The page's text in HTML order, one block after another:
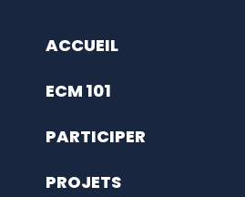
ACCUEIL
ECM 101
PARTICIPER
PROJETS